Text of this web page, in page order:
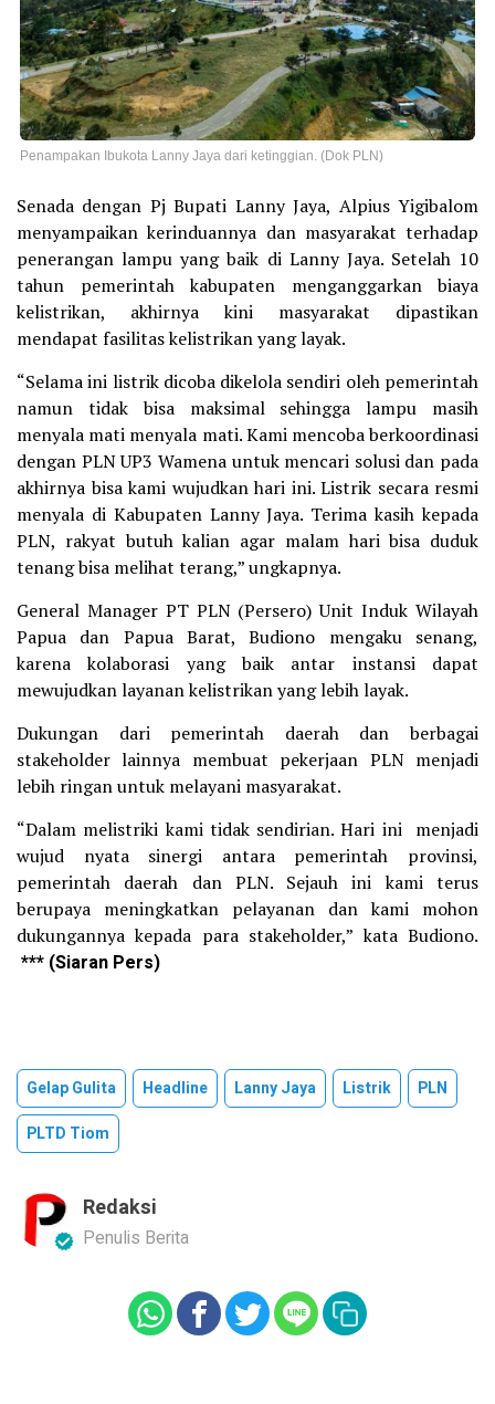
Penampakan Ibukota Lanny Jaya dari ketinggian. (Dok PLN)
Senada dengan Pj Bupati Lanny Jaya, Alpius Yigibalom
menyampaikan kerinduannya dan masyarakat terhadap
penerangan lampu yang baik di Lanny Jaya. Setelah 10
tahun pemerintah kabupaten menganggarkan biaya
kelistrikan, akhirnya kini masyarakat dipastikan
mendapat fasilitas kelistrikan yang layak.
“Selama ini listrik dicoba dikelola sendiri oleh pemerintah
namun tidak bisa maksimal sehingga lampu masih
menyala mati menyala mati. Kami mencoba berkoordinasi
dengan PLN UP3 Wamena untuk mencari solusi dan pada
akhirnya bisa kami wujudkan hari ini. Listrik secara resmi
menyala di Kabupaten Lanny Jaya. Terima kasih kepada
PLN, rakyat butuh kalian agar malam hari bisa duduk
tenang bisa melihat terang,” ungkapnya.
General Manager PT PLN (Persero) Unit Induk Wilayah
Papua dan Papua Barat, Budiono mengaku senang,
karena kolaborasi yang baik antar instansi dapat
mewujudkan layanan kelistrikan yang lebih layak.
Dukungan dari pemerintah daerah dan berbagai
stakeholder lainnya membuat pekerjaan PLN menjadi
lebih ringan untuk melayani masyarakat.
“Dalam melistriki kami tidak sendirian. Hari ini menjadi
wujud nyata sinergi antara pemerintah provinsi,
pemerintah daerah dan PLN. Sejauh ini kami terus
berupaya meningkatkan pelayanan dan kami mohon
dukungannya kepada para stakeholder,” kata Budiono.
*** (Siaran Pers)
Gelap Gulita Headline Lanny Jaya Listrik
PLN
PLTD Tiom
Redaksi
Penulis Berita